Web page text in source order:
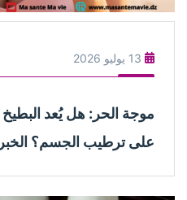
13 يوليو 2026
موجة الحر: هل يُعد
على ترطيب الجسم؟